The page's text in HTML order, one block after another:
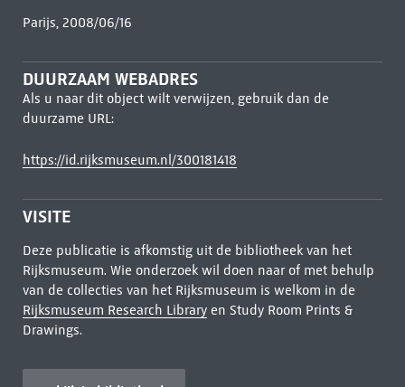
Parijs, 2008/06/16
DUURZAAM WEBADRES
Als u naar dit object wilt verwijzen, gebruik dan de
duurzame URL:
https://id.rijksmuseum.nl/300181418
VISITE
Deze publicatie is afkomstig uit de bibliotheek van het
Rijksmuseum. Wie onderzoek wil doen naar of met behulp
van de collecties van het Rijksmuseum is welkom in de
Rijksmuseum Research Libraryen Study Room Prints &
Drawings.